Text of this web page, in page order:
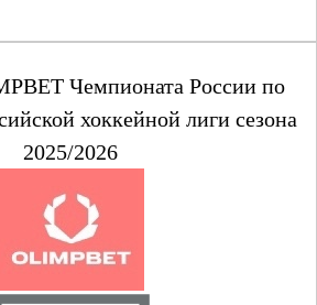
Чемпионата России по
хоккейной лиги сезона
2025/2026